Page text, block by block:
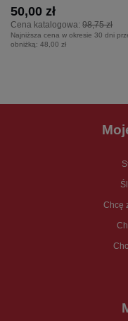
Cena katalogowa: 98,75 zł
50,00 zł
Najniższa cena w okresie 30 dni
obniżką: 48,00 zł
Chcę